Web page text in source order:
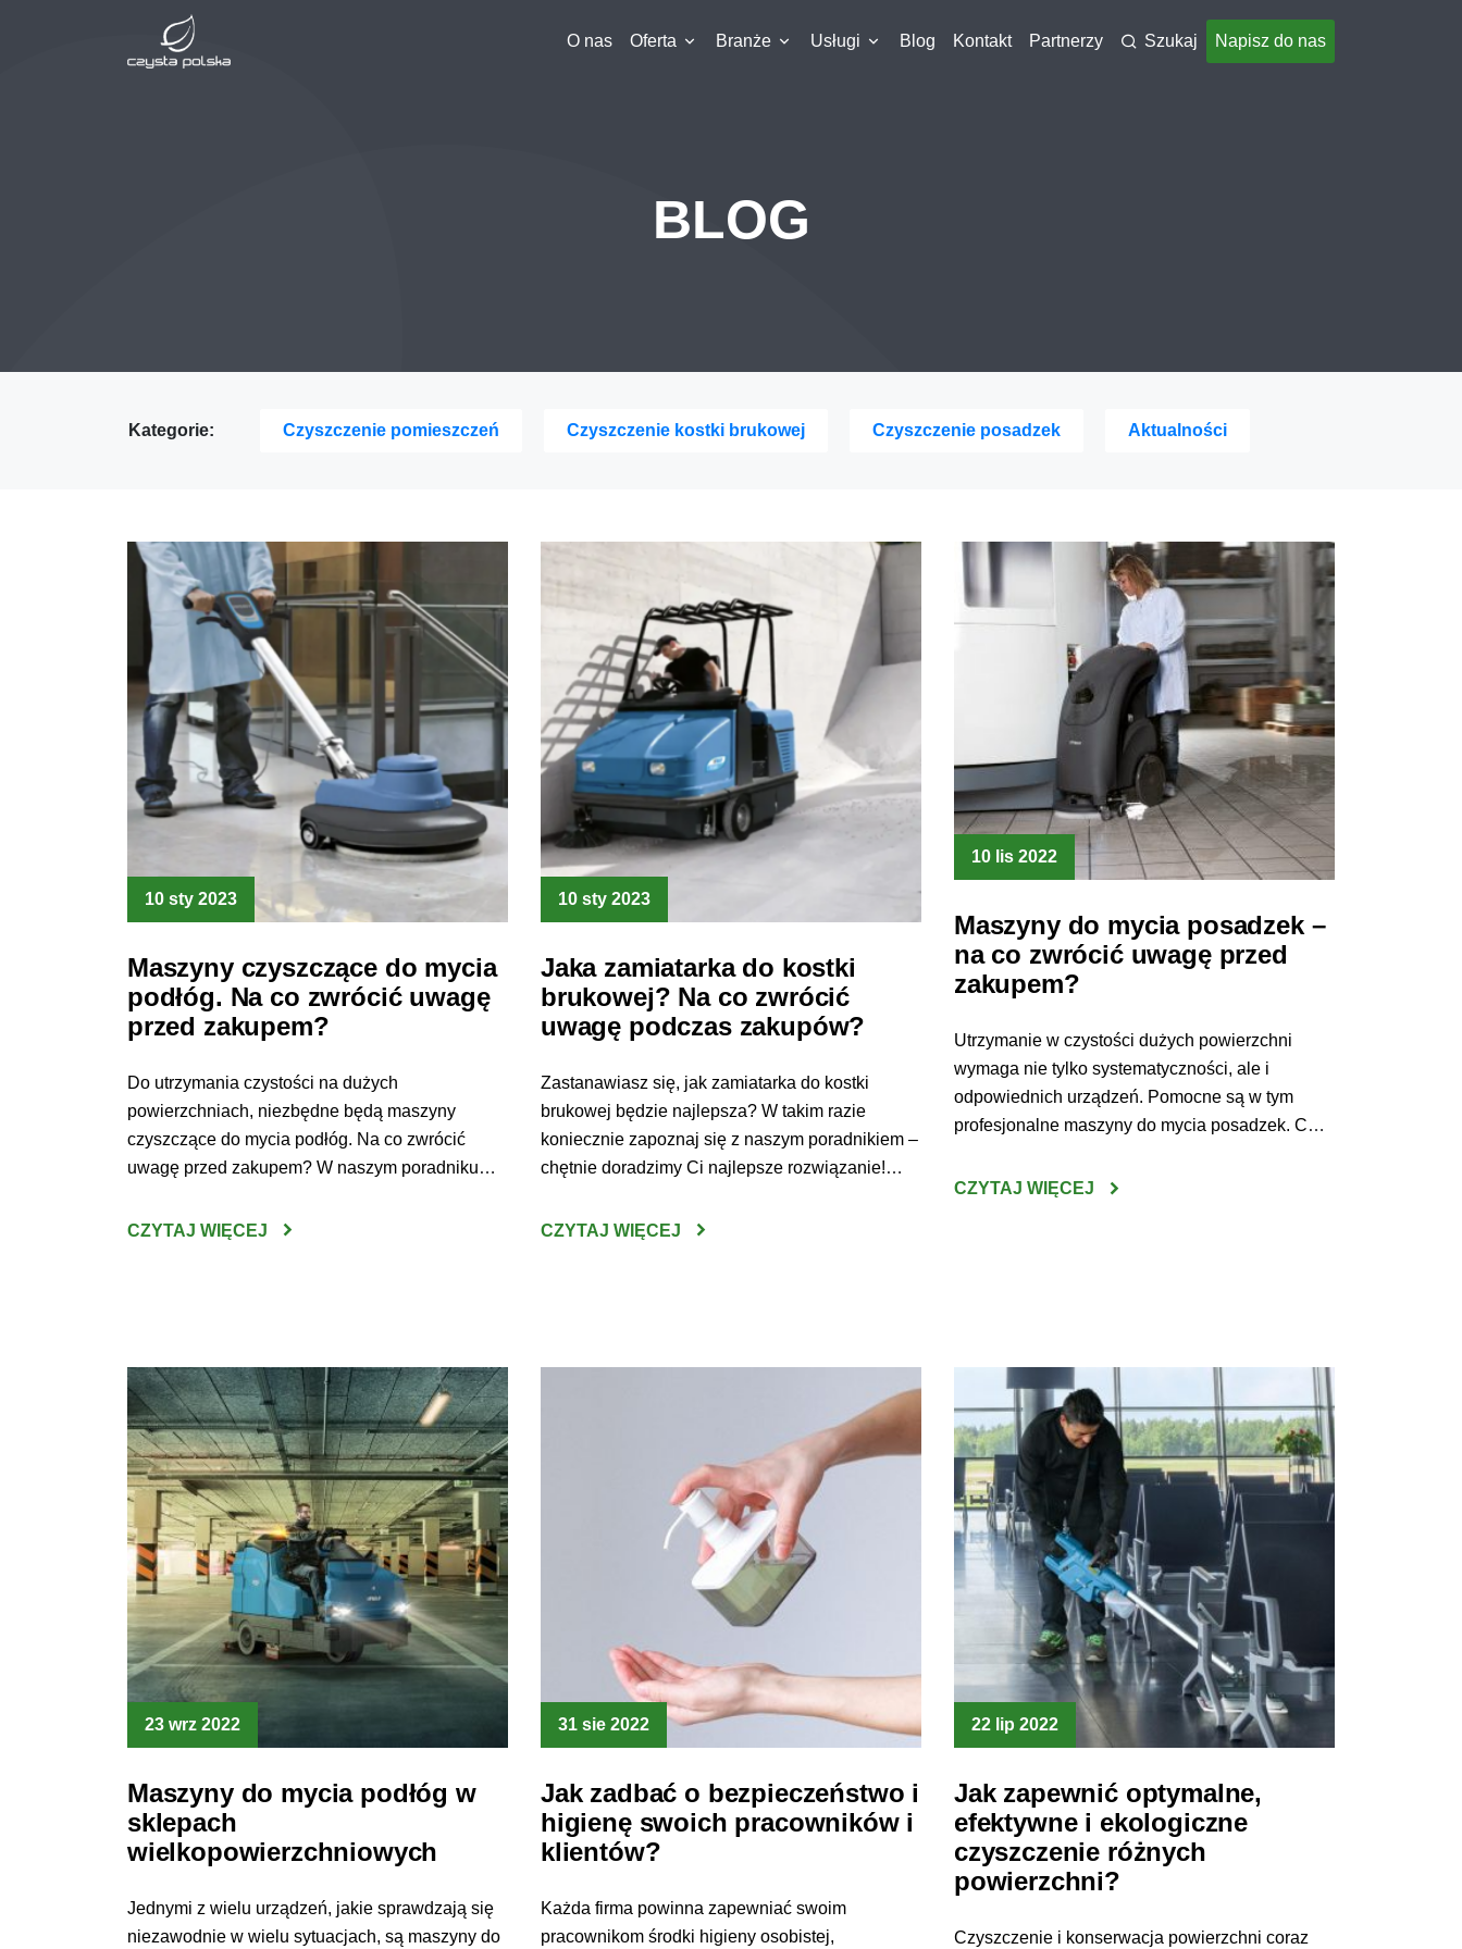
O nas Oferta Branże Usługi Blog Kontakt Partnerzy Szukaj Napisz do nas
BLOG
Kategorie: Czyszczenie pomieszczeń Czyszczenie kostki brukowej Czyszczenie posadzek Aktualności
10 sty 2023
Maszyny czyszczące do mycia
podłóg. Na co zwrócić uwagę
przed zakupem?
Do utrzymania czystości na dużych
powierzchniach, niezbędne będą maszyny
czyszczące do mycia podłóg. Na co zwrócić
uwagę przed zakupem? W naszym poradniku
mycia podłóg – jak wybrać najlepsze?
CZYTAJ WIĘCEJ
10 sty 2023
Jaka zamiatarka do kostki
brukowej? Na co zwrócić
uwagę podczas zakupów?
Zastanawiasz się, jak zamiatarka do kostki
brukowej będzie najlepsza? W takim razie
koniecznie zapoznaj się z naszym poradnikiem –
chętnie doradzimy Ci najlepsze rozwiązanie!
Wybranie odpowiedniego urządzenia do
CZYTAJ WIĘCEJ
10 lis 2022
Maszyny do mycia posadzek –
na co zwrócić uwagę przed
zakupem?
Utrzymanie w czystości dużych powierzchni
wymaga nie tylko systematyczności, ale i
odpowiednich urządzeń. Pomocne są w tym
profesjonalne maszyny do mycia posadzek. Co
maszynę do czyszczenia posadzek w sklepach,
CZYTAJ WIĘCEJ
23 wrz 2022
Maszyny do mycia podłóg w
sklepach
wielkopowierzchniowych
Jednymi z wielu urządzeń, jakie sprawdzają się
niezawodnie w wielu sytuacjach, są maszyny do
31 sie 2022
Jak zadbać o bezpieczeństwo i
higienę swoich pracowników i
klientów?
Każda firma powinna zapewniać swoim
pracownikom środki higieny osobistej,
22 lip 2022
Jak zapewnić optymalne,
efektywne i ekologiczne
czyszczenie różnych
powierzchni?
Czyszczenie i konserwacja powierzchni coraz